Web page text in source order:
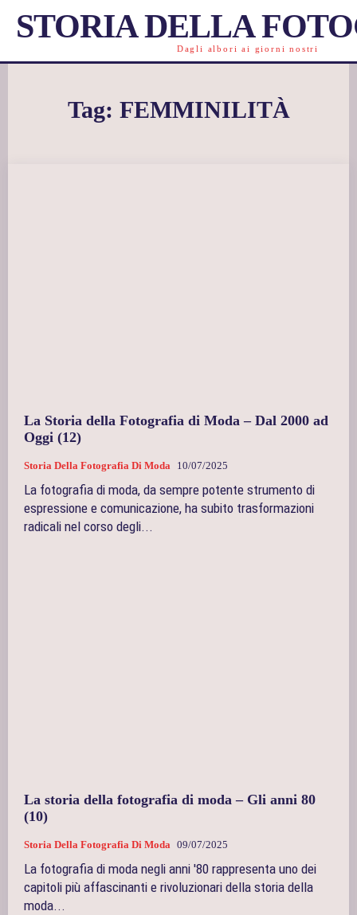
STORIA DELLA
Dagli albori ai giorni nostri
Tag: FEMMINILITÀ
La Storia della Fotografia di Moda – Dal 2000 ad
Oggi (12)
Storia Della Fotografia Di Moda 10/07/2025
La fotografia di moda, da sempre potente strumento di
espressione e comunicazione, ha subito trasformazioni
radicali nel corso degli...
La storia della fotografia di moda – Gli anni 80
(10)
Storia Della Fotografia Di Moda 09/07/2025
La fotografia di moda negli anni '80 rappresenta uno dei
capitoli più affascinanti e rivoluzionari della storia della
moda...